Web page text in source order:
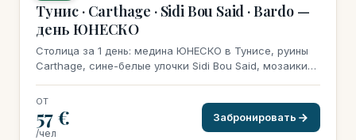
Тунис · Carthage · Sidi Bou Said · Bardo —
день ЮНЕСКО
Столица за 1 день: медина ЮНЕСКО в Тунисе, руины
Carthage, сине-белые улочки Sidi Bou Said, мозаики
ОТ
57 €
/чел
Забронировать